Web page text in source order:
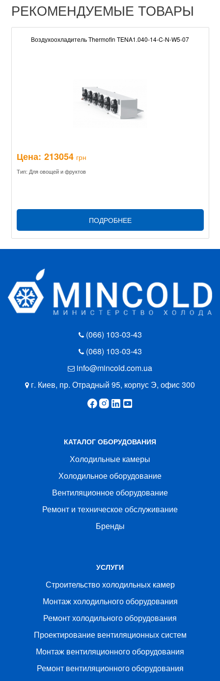
РЕКОМЕНДУЕМЫЕ ТОВАРЫ
Воздухоохладитель Thermofin TENA1.040-14-C-N-W5-07
Цена: 213054 грн
Тип: Для овощей и фруктов
ПОДРОБНЕЕ
(066) 103-03-43
(068) 103-03-43
info@mincold.com.ua
г. Киев, пр. Отрадный 95, корпус Э, офис 300
КАТАЛОГ ОБОРУДОВАНИЯ
Холодильные камеры
Холодильное оборудование
Вентиляционное оборудование
Ремонт и техническое обслуживание
Бренды
УСЛУГИ
Строительство холодильных камер
Монтаж холодильного оборудования
Ремонт холодильного оборудования
Проектирование вентиляционных систем
Монтаж вентиляционного оборудования
Ремонт вентиляционного оборудования